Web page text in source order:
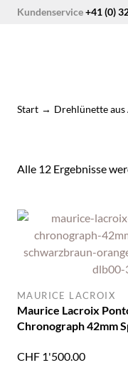
ZumKundenservice+41 (0)
Start → Drehlünette
Alle 12 Ergebnisse
Maurice Lacroix
Chronograph 42mm
MAURICE LACROIX
CHF 1'500.00